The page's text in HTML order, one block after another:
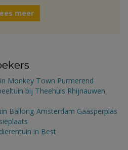
meer
Monkey Town Purmerend
bij Theehuis Rhijnauwen
Ballorig Amsterdam Gaasperplas
in Best